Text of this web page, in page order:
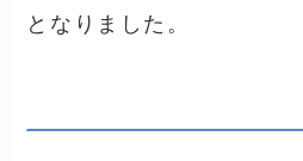
となりました。